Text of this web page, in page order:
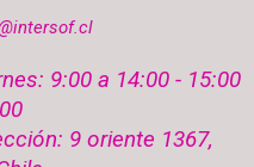
9:00 a 14:00 - 15:00
9 oriente 1367,